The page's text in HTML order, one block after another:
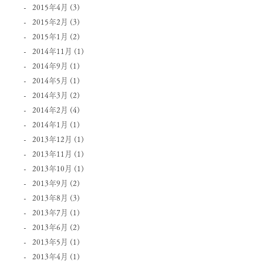
2015年4月 (3)
2015年2月 (3)
2015年1月 (2)
2014年11月 (1)
2014年9月 (1)
2014年5月 (1)
2014年3月 (2)
2014年2月 (4)
2014年1月 (1)
2013年12月 (1)
2013年11月 (1)
2013年10月 (1)
2013年9月 (2)
2013年8月 (3)
2013年7月 (1)
2013年6月 (2)
2013年5月 (1)
2013年4月 (1)